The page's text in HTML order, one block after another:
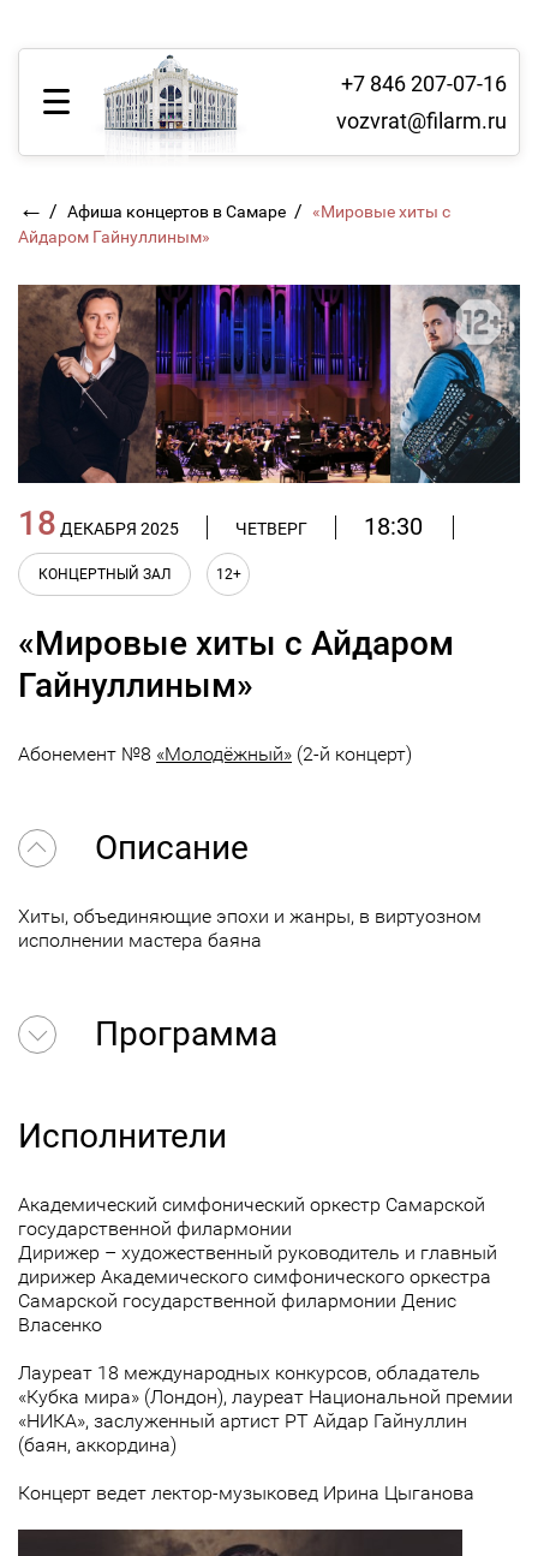
+7 846 207-07-16
vozvrat@filarm.ru
← / Афиша концертов в Самаре / «Мировые хиты с
Айдаром Гайнуллиным»
18 ДЕКАБРЯ 2025 ЧЕТВЕРГ 18:30
КОНЦЕРТНЫЙ ЗАЛ 12+
«Мировые хиты с Айдаром
Гайнуллиным»
Абонемент №8 «Молодёжный» (2-й концерт)
Описание
Хиты, объединяющие эпохи и жанры, в виртуозном
исполнении мастера баяна
Программа
Исполнители
Академический симфонический оркестр Самарской
государственной филармонии
Дирижер – художественный руководитель и главный
дирижер Академического симфонического оркестра
Самарской государственной филармонии Денис
Власенко
Лауреат 18 международных конкурсов, обладатель
«Кубка мира» (Лондон), лауреат Национальной премии
«НИКА», заслуженный артист РТ Айдар Гайнуллин
(баян, аккордина)
Концерт ведет лектор-музыковед Ирина Цыганова